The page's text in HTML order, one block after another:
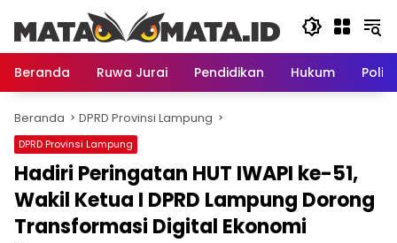
konten
Beranda
Ruwa Jurai Pendidikan Hukum
Beranda DPRD Provinsi Lampung
DPRD Provinsi Lampung
Hadiri Peringatan HUT IWAPI ke-51,
Wakil Ketua I DPRD Lampung Dorong
Transformasi Digital Ekonomi